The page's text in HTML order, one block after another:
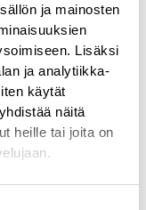
ja mainosten
Lisäksi
ja analytiikka-
käytät
näitä
heille tai joita on
toimii